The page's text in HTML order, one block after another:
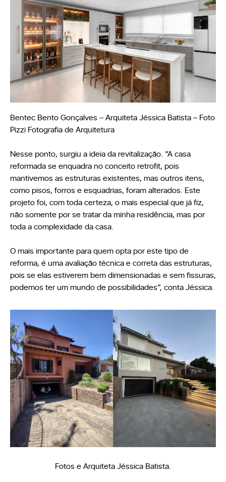
Bentec Bento Gonçalves – Arquiteta Jéssica Batista – Foto
Pizzi Fotografia de Arquitetura
Nesse ponto, surgiu a ideia da revitalização. “A casa
reformada se enquadra no conceito retrofit, pois
mantivemos as estruturas existentes, mas outros itens,
como pisos, forros e esquadrias, foram alterados. Este
projeto foi, com toda certeza, o mais especial que já fiz,
não somente por se tratar da minha residência, mas por
toda a complexidade da casa.
O mais importante para quem opta por este tipo de
reforma, é uma avaliação técnica e correta das estruturas,
pois se elas estiverem bem dimensionadas e sem fissuras,
podemos ter um mundo de possibilidades”, conta Jéssica.
Fotos e Arquiteta Jéssica Batista.